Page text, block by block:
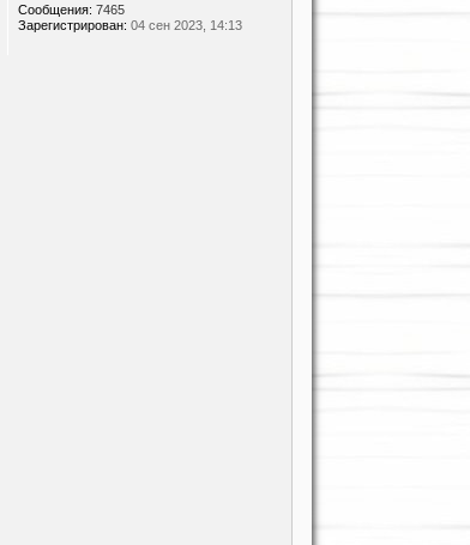
Сообщения: 7465
Зарегистрирован: 04 сен 2023, 14:13